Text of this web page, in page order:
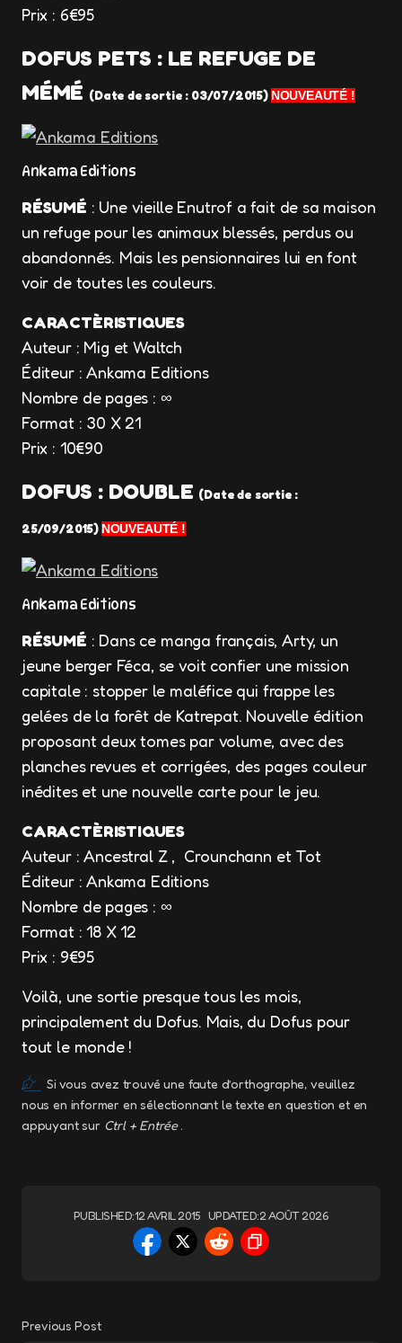
Prix : 6€95
DOFUS PETS : LE REFUGE DE
MÉMÉ (Date de sortie : 03/07/2015) NOUVEAUTÉ !
Ankama Editions
RÉSUMÉ : Une vieille Enutrof a fait de sa maison
un refuge pour les animaux blessés, perdus ou
abandonnés. Mais les pensionnaires lui en font
voir de toutes les couleurs.
CARACTÈRISTIQUES
Auteur : Mig et Waltch
Éditeur : Ankama Editions
Nombre de pages : ∞
Format : 30 X 21
Prix : 10€90
DOFUS : DOUBLE (Date de sortie :
25/09/2015) NOUVEAUTÉ !
Ankama Editions
RÉSUMÉ : Dans ce manga français, Arty, un
jeune berger Féca, se voit confier une mission
capitale : stopper le maléfice qui frappe les
gelées de la forêt de Katrepat. Nouvelle édition
proposant deux tomes par volume, avec des
planches revues et corrigées, des pages couleur
inédites et une nouvelle carte pour le jeu.
CARACTÈRISTIQUES
Auteur : Ancestral Z , Crounchann et Tot
Éditeur : Ankama Editions
Nombre de pages : ∞
Format : 18 X 12
Prix : 9€95
Voilà, une sortie presque tous les mois,
principalement du Dofus. Mais, du Dofus pour
tout le monde !
Si vous avez trouvé une faute d’orthographe, veuillez
nous en informer en sélectionnant le texte en question et en
appuyant sur Ctrl + Entrée.
PUBLISHED:12 AVRIL 2015 UPDATED:2 AOÛT 2026
Previous Post